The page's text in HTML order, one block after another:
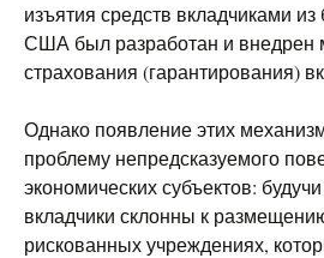
изъятия средств вкладчиками из
США был разработан и внедрен
страхования (гарантирования)
Однако появление этих
проблему непредсказуемого
экономических субъектов:
вкладчики склонны к
рискованных учреждениях,